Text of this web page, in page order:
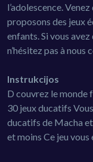
l’adolescence.
proposons des jeux
enfants. Si vous
n’hésitez pas à nous
Instrukcijos
D couvrez le monde
30 jeux ducatifs
ducatifs de Macha
et moins Ce jeu